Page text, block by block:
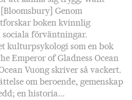
Genom
boken kvinnlig
förväntningar.
kulturpsykologi som en bok
Emperor of Gladness Ocean
Vuong skriver så vackert.
om beroende, gemenskap
en historia…